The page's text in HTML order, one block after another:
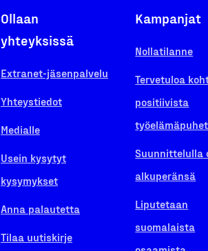
Ollaan
yhteyksissä
Extranet-jäsenpalvelu
Yhteystiedot
Medialle
Usein kysytyt
kysymykset
Anna palautetta
Tilaa uutiskirje
Kampanjat
Nollatilanne
Tervetuloa
positiivista
Suunnittelulla
alkuperänsä
Liputetaan
suomalaista